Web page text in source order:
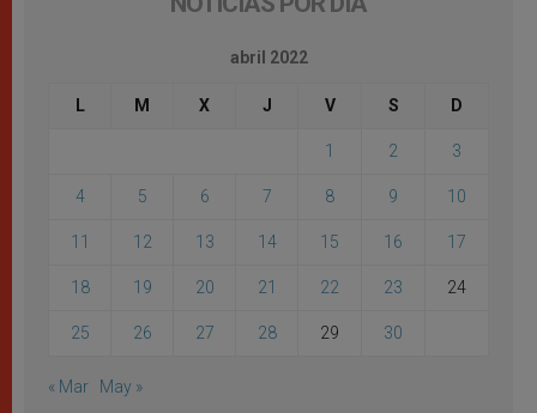
abril 2022
L M X J V S D
1 2 3
4 5 6 7 8 9 10
11 12 13 14 15 16 17
18 19 20 21 22 23 24
25 26 27 28 29 30
« Mar May »